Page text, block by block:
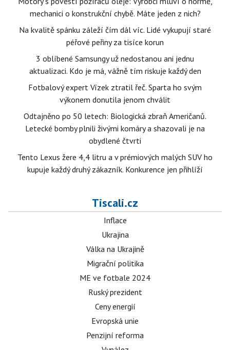
mechanici o konstrukční chybě. Máte jeden z nich?
Na kvalitě spánku záleží čím dál víc. Lidé vykupují staré
péřové peřiny za tisíce korun
3 oblíbené Samsungy už nedostanou ani jednu
aktualizaci. Kdo je má, vážně tím riskuje každý den
Fotbalový expert Vízek ztratil řeč. Sparta ho svým
výkonem donutila jenom chválit
Odtajněno po 50 letech: Biologická zbraň Američanů.
Letecké bomby plnili živými komáry a shazovali je na
obydlené čtvrti
Tento Lexus žere 4,4 litru a v prémiových malých SUV ho
kupuje každý druhý zákazník. Konkurence jen přihlíží
Tiscali.cz
Inflace
Ukrajina
Válka na Ukrajině
Migrační politika
ME ve fotbale 2024
Ruský prezident
Ceny energií
Evropská unie
Penzijní reforma